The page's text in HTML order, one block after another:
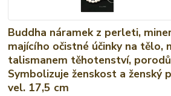
Buddha náramek z perleti,
majícího očistné účinky na tělo,
talismanem těhotenství,
Symbolizuje ženskost a ženský
vel. 17,5 cm